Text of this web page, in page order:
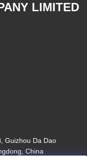
LIMITED
Guizhou Da Dao
China